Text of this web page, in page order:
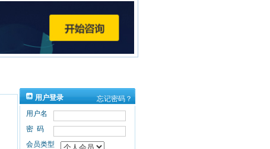
用户登录
忘记密码？
用户名
密码
会员类型